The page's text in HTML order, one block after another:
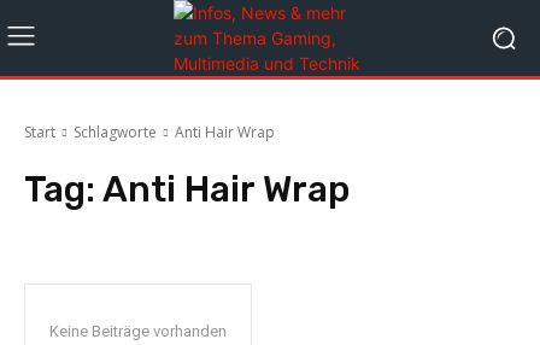
Start Schlagworte Anti Hair Wrap
Tag: Anti Hair Wrap
Keine Beiträge vorhanden